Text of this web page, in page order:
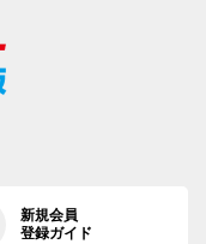
新規会員
登録ガイド